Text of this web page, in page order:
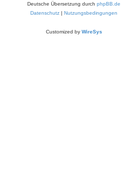
Deutsche Übersetzung durch phpBB.de
Datenschutz | Nutzungsbedingungen
Customized by WireSys